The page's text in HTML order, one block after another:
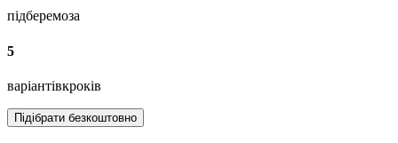
підберемоза
5
варіантівкроків
Підібрати безкоштовно